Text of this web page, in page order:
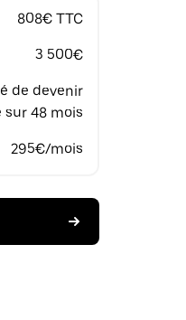
808€ TTC
3 500€
de devenir
48 mois
295€/mois